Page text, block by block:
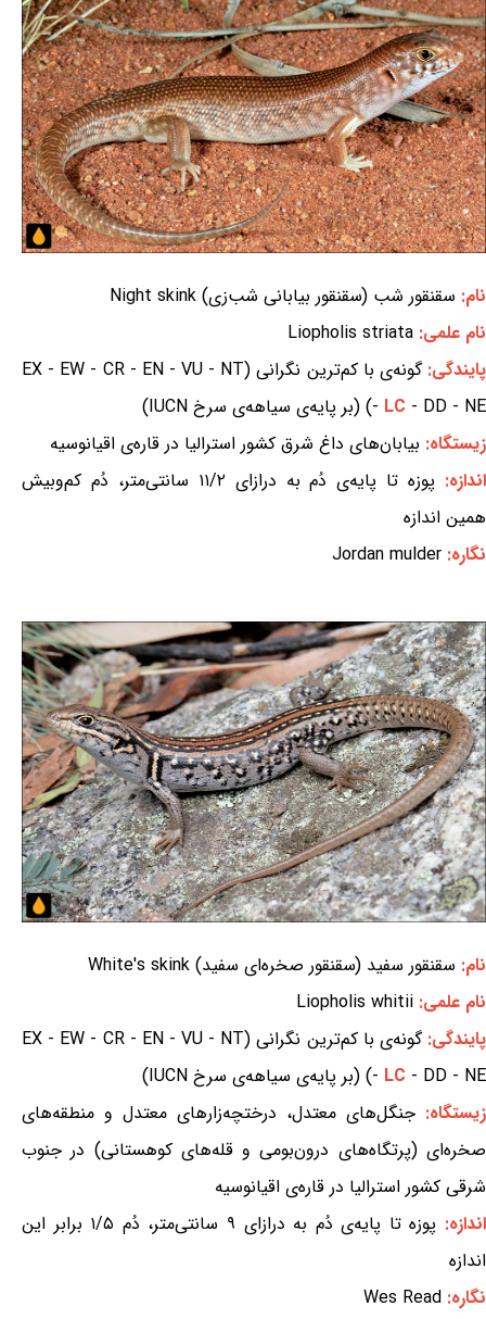
نام: سقنقور شب (سقنقور بیابانی شب‌زی) Night skink
نام علمی: Liopholis striata
پایندگی:
گونه‌ی با کم‌ترین نگرانی (EX - EW - CR - EN - VU - NT
- LC - DD - NE) (بر پایه‌ی سیاهه‌ی سرخ IUCN)
زیستگاه: بیابان‌های داغ شرق کشور استرالیا در قاره‌ی اقیانوسیه
اندازه:
پوزه تا پایه‌ی دُم به درازای ۱۱/۲ سانتی‌متر، دُم کم‌وبیش
همین اندازه
نگاره: Jordan mulder
نام: سقنقور سفید (سقنقور صخره‌ای سفید) White's skink
نام علمی: Liopholis whitii
پایندگی:
گونه‌ی با کم‌ترین نگرانی (EX - EW - CR - EN - VU - NT
- LC - DD - NE) (بر پایه‌ی سیاهه‌ی سرخ IUCN)
زیستگاه: جنگل‌های معتدل، درختچه‌زارهای معتدل و منطقه‌های
صخره‌ای (پرتگاه‌های درون‌بومی و قله‌های کوهستانی) در جنوب
شرقی کشور استرالیا در قاره‌ی اقیانوسیه
اندازه:
پوزه تا پایه‌ی دُم به درازای ۹ سانتی‌متر، دُم ۱/۵ برابر این
اندازه
نگاره: Wes Read